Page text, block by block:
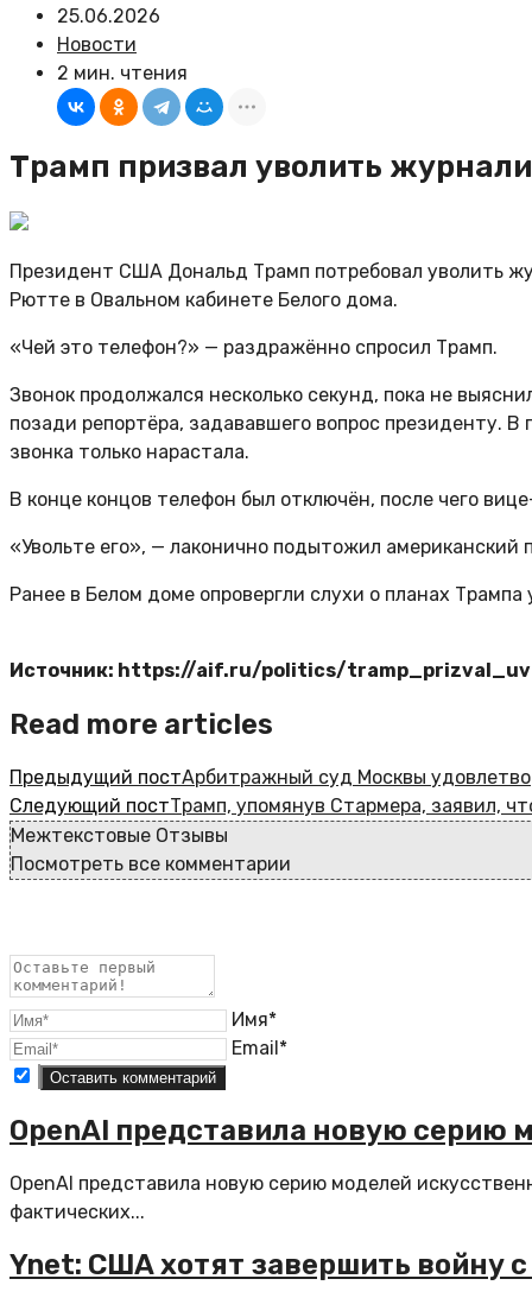
25.06.2026
Новости
2 мин. чтения
Трамп призвал уволить
Президент США Дональд Трамп потребовал уволить
Рютте в Овальном кабинете Белого дома.
«Чей это телефон?» — раздражённо спросил Трамп.
Звонок продолжался несколько секунд, пока не
позади репортёра, задававшего вопрос президенту.
звонка только нарастала.
В конце концов телефон был отключён, после чего
«Увольте его», — лаконично подытожил американский
Ранее в Белом доме опровергли слухи о планах
Источник: https://aif.ru/politics/
Read more articles
Предыдущий постАрбитражный суд Москвы
Следующий постТрамп, упомянув Стармера, заявил,
Межтекстовые Отзывы
Посмотреть все комментарии
Имя*
Email*
OpenAI представила новую серию
OpenAI представила новую серию моделей
фактических...
Ynet: США хотят завершить войну